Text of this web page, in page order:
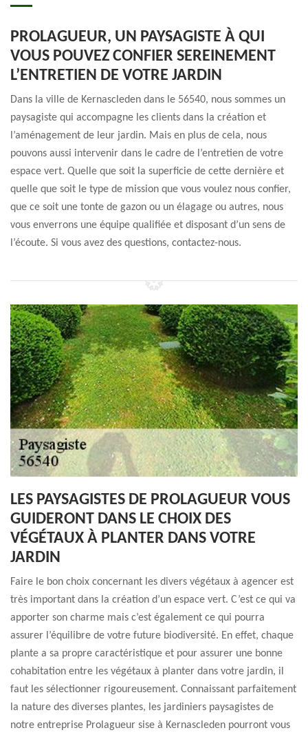
PROLAGUEUR, UN PAYSAGISTE À QUI
VOUS POUVEZ CONFIER SEREINEMENT
L’ENTRETIEN DE VOTRE JARDIN
Dans la ville de Kernascleden dans le 56540, nous sommes un
paysagiste qui accompagne les clients dans la création et
l’aménagement de leur jardin. Mais en plus de cela, nous
pouvons aussi intervenir dans le cadre de l’entretien de votre
espace vert. Quelle que soit la superficie de cette dernière et
quelle que soit le type de mission que vous voulez nous confier,
que ce soit une tonte de gazon ou un élagage ou autres, nous
vous enverrons une équipe qualifiée et disposant d’un sens de
l’écoute. Si vous avez des questions, contactez-nous.
LES PAYSAGISTES DE PROLAGUEUR VOUS
GUIDERONT DANS LE CHOIX DES
VÉGÉTAUX À PLANTER DANS VOTRE
JARDIN
Faire le bon choix concernant les divers végétaux à agencer est
très important dans la création d’un espace vert. C’est ce qui va
apporter son charme mais c’est également ce qui pourra
assurer l’équilibre de votre future biodiversité. En effet, chaque
plante a sa propre caractéristique et pour assurer une bonne
cohabitation entre les végétaux à planter dans votre jardin, il
faut les sélectionner rigoureusement. Connaissant parfaitement
la nature des diverses plantes, les jardiniers paysagistes de
notre entreprise Prolagueur sise à Kernascleden pourront vous